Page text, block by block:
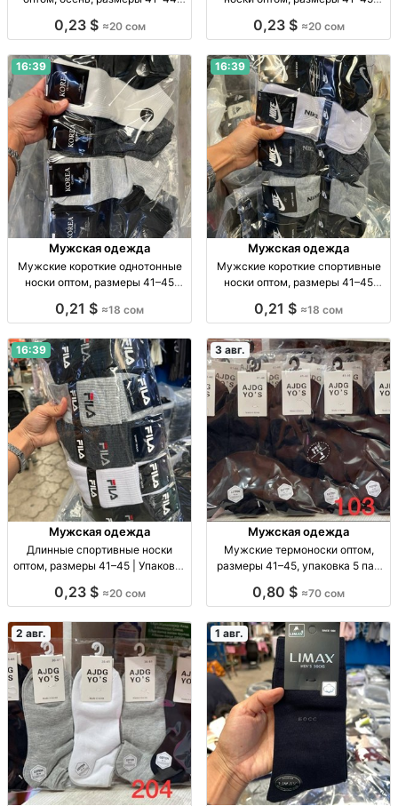
44, уп. 10 шт., опт.
0,23 $ ≈20 сом
41–45, уп. 10 пар, опт.
0,23 $ ≈20 сом
16:39
Мужская одежда
Мужские короткие однотонные
носки оптом, размеры 41–45
р 41–45, опт: 18 сом/пара, компл.
0,21 $ ≈18 сом
16:39
Мужская одежда
Мужские короткие спортивные
носки оптом, размеры 41–45
уп. 10 шт. — 180 сом
0,21 $ ≈18 сом
16:39
Мужская одежда
Длинные спортивные носки
оптом, размеры 41–45 | Упаковка
45, уп. 10 шт., 20 сом/уп.
0,23 $ ≈20 сом
3 авг.
Мужская одежда
Мужские термоноски оптом,
размеры 41–45, упаковка 5 пар
5 шт., опт.
0,80 $ ≈70 сом
2 авг. 1 авг.